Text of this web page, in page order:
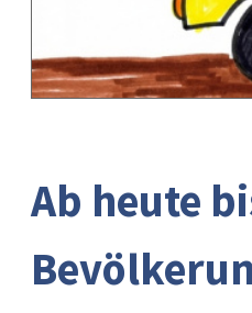
Ab heute